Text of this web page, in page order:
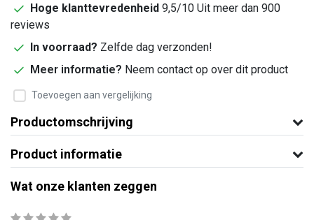
Hoge klanttevredenheid 9,5/10 Uit meer dan 900
reviews
In voorraad? Zelfde dag verzonden!
Meer informatie? Neem contact op over dit product
Toevoegen aan vergelijking
Productomschrijving
Product informatie
Wat onze klanten zeggen